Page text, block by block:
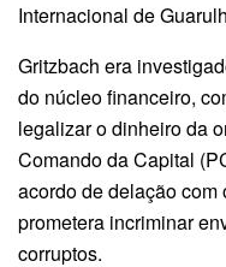
Internacional de
Gritzbach era
do núcleo financeiro,
legalizar o dinheiro da
Comando da Capital
acordo de delação
prometera incriminar
corruptos.